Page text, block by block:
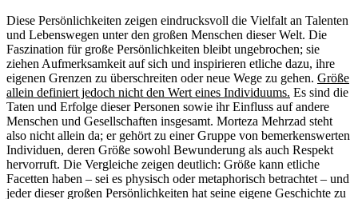
Diese Persönlichkeiten zeigen eindrucksvoll die Vielfalt an Talenten
und Lebenswegen unter den großen Menschen dieser Welt. Die
Faszination für große Persönlichkeiten bleibt ungebrochen; sie
ziehen Aufmerksamkeit auf sich und inspirieren etliche dazu, ihre
eigenen Grenzen zu überschreiten oder neue Wege zu gehen. Größe
allein definiert jedoch nicht den Wert eines Individuums. Es sind die
Taten und Erfolge dieser Personen sowie ihr Einfluss auf andere
Menschen und Gesellschaften insgesamt. Morteza Mehrzad steht
also nicht allein da; er gehört zu einer Gruppe von bemerkenswerten
Individuen, deren Größe sowohl Bewunderung als auch Respekt
hervorruft. Die Vergleiche zeigen deutlich: Größe kann etliche
Facetten haben – sei es physisch oder metaphorisch betrachtet – und
jeder dieser großen Persönlichkeiten hat seine eigene Geschichte zu